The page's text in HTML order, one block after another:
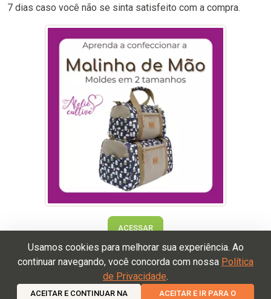
7 dias caso você não se sinta satisfeito com a compra.
Usamos cookies para melhorar sua experiência. Ao
continuar navegando, você concorda com nossa Política
de Privacidade.
ACEITAR E CONTINUAR NA ACEITAR E IR PARA O
ACESSAR
Termos de Uso Política de Devolução Política de